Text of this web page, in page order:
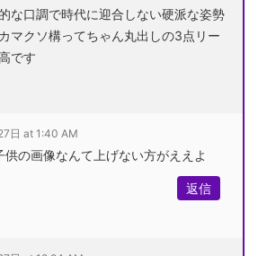
な口調で時代に迎合しない硬派な姿勢
マクソ構ってちゃん丸出しの3点リー
です
日 at 1:40 AM
供の画像なんて上げない方がええよ
返信